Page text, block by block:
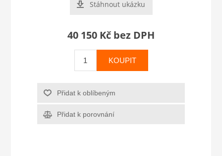
Stáhnout ukázku
40 150 Kč bez DPH
KOUPIT
Přidat k oblíbeným
Přidat k porovnání